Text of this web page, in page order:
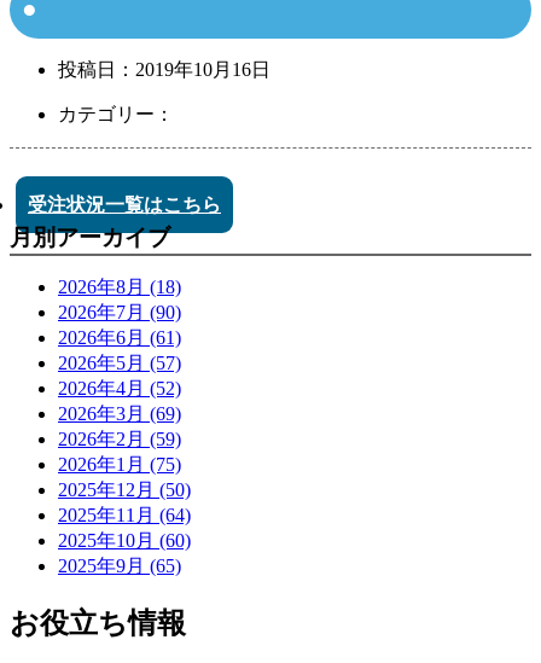
投稿日： 2019年10月16日
カテゴリー：
受注状況一覧はこちら
月別アーカイブ
2026年8月 (18)
2026年7月 (90)
2026年6月 (61)
2026年5月 (57)
2026年4月 (52)
2026年3月 (69)
2026年2月 (59)
2026年1月 (75)
2025年12月 (50)
2025年11月 (64)
2025年10月 (60)
2025年9月 (65)
お役立ち情報